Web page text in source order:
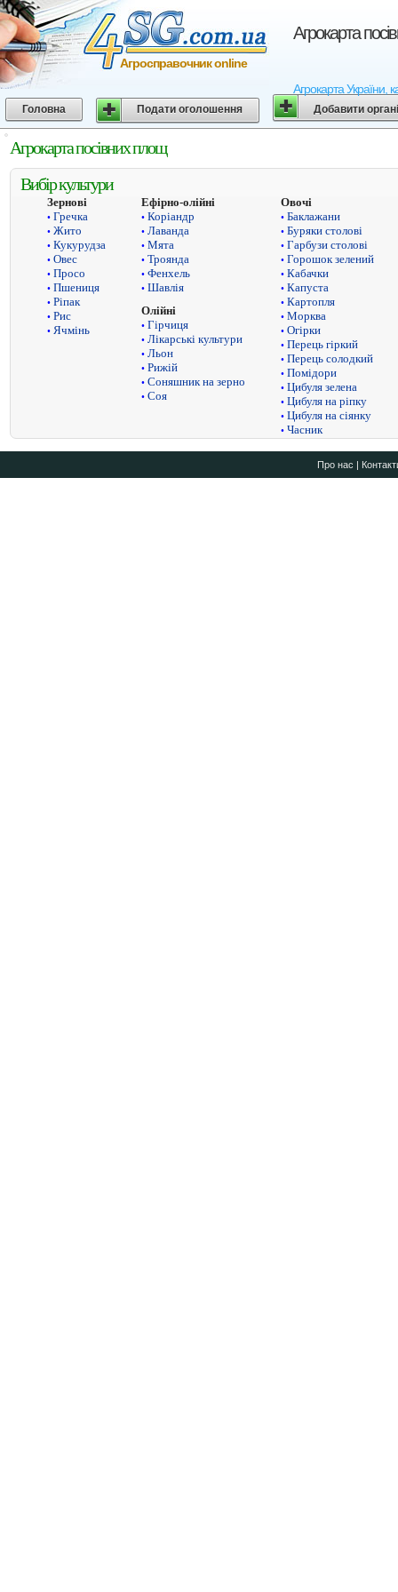
Агрокарта
Агрокарта України,
Агросправочник online
Головна Подати оголошення Добавити
Агрокарта посівних площ
Вибір культури
Зернові
• Гречка
• Жито
• Кукурудза
• Овес
• Просо
• Пшениця
• Ріпак
• Рис
• Ячмінь
Ефірно-олійні
• Коріандр
• Лаванда
• Мята
• Троянда
• Фенхель
• Шавлія
Олійні
• Гірчиця
• Лікарські культури
• Льон
• Рижій
• Соняшник на зерно
• Соя
Овочі
• Баклажани
• Буряки столові
• Гарбузи столові
• Горошок зелений
• Кабачки
• Капуста
• Картопля
• Морква
• Огірки
• Перець гіркий
• Перець солодкий
• Помідори
• Цибуля зелена
• Цибуля на ріпку
• Цибуля на сіянку
• Часник
Про нас |